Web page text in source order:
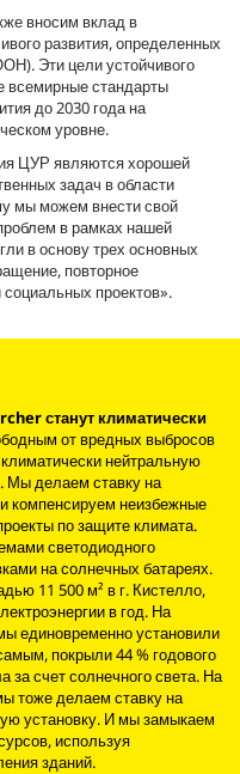
вносим вклад в
развития, определенных
Эти цели устойчивого
всемирные стандарты
до 2030 года на
уровне.
ЦУР являются хорошей
задач в области
мы можем внести свой
в рамках нашей
в основу трех основных
повторное
социальных проектов».
станут климатически
от вредных выбросов
нейтральную
Мы делаем ставку на
компенсируем неизбежные
по защите климата.
светодиодного
на солнечных батареях.
11 500 м² в г. Кистелло,
в год. На
единовременно установили
покрыли 44 % годового
за счет солнечного света. На
тоже делаем ставку на
установку. И мы замыкаем
используя
зданий.